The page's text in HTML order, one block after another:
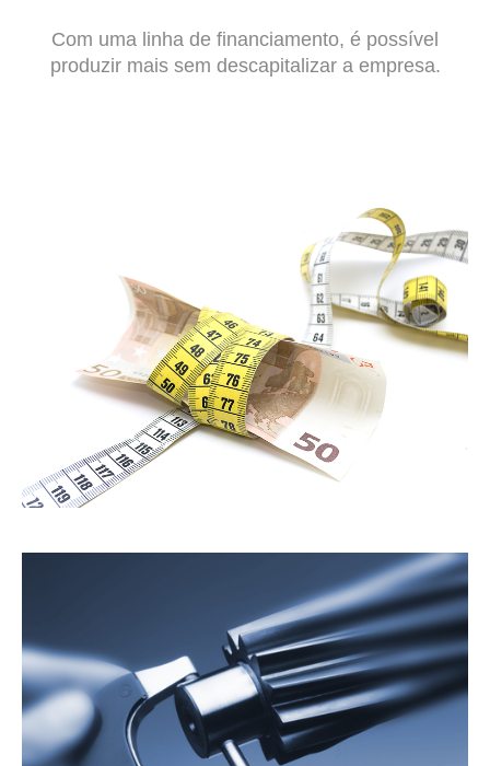
Com uma linha de financiamento, é possível
produzir mais sem descapitalizar a empresa.